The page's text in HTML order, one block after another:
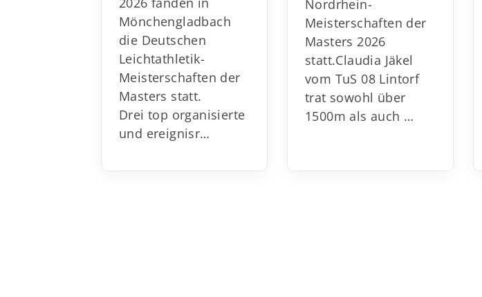
2026 fanden in
Mönchengladbach
die Deutschen
Leichtathletik-
Meisterschaften der
Masters statt.
Drei top organisierte
und ereignisr…
Nordrhein-
Meisterschaften der
Masters 2026
statt.Claudia Jäkel
vom TuS 08 Lintorf
trat sowohl über
1500m als auch …